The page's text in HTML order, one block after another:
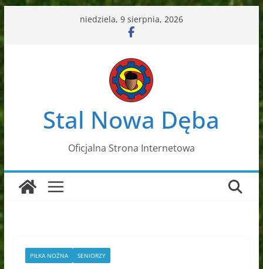
treści
niedziela, 9 sierpnia, 2026
Stal Nowa Dęba
Oficjalna Strona Internetowa
PIŁKA NOŻNA SENIORZY